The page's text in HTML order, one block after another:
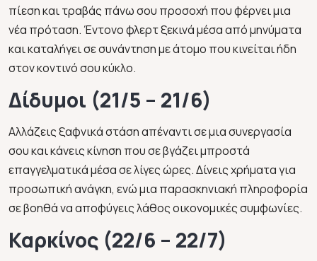
πίεση και τραβάς πάνω σου προσοχή που φέρνει μια
νέα πρόταση. Έντονο φλερτ ξεκινά μέσα από μηνύματα
και καταλήγει σε συνάντηση με άτομο που κινείται ήδη
στον κοντινό σου κύκλο.
Δίδυμοι (21/5 – 21/6)
Αλλάζεις ξαφνικά στάση απέναντι σε μια συνεργασία
σου και κάνεις κίνηση που σε βγάζει μπροστά
επαγγελματικά μέσα σε λίγες ώρες. Δίνεις χρήματα για
προσωπική ανάγκη, ενώ μια παρασκηνιακή πληροφορία
σε βοηθά να αποφύγεις λάθος οικονομικές συμφωνίες.
Καρκίνος (22/6 – 22/7)